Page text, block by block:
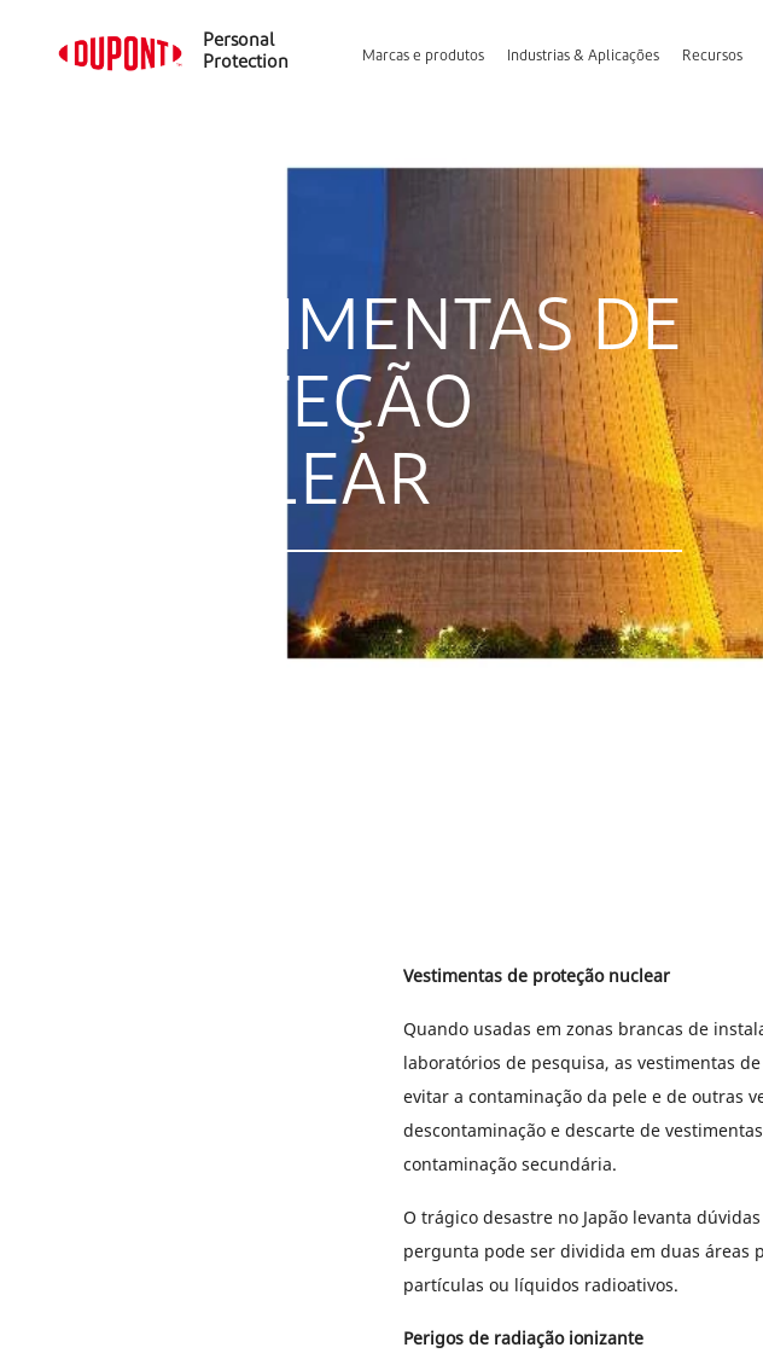
Personal
Protection
Marcas e produtos Industrias & Aplicações Recursos
VESTIMENTAS DE
PROTEÇÃO
NUCLEAR
Vestimentas de proteção nuclear
Quando usadas em zonas brancas de
laboratórios de pesquisa, as vestimentas
evitar a contaminação da pele e de outras
descontaminação e descarte de
contaminação secundária.
O trágico desastre no Japão levanta
pergunta pode ser dividida em duas áreas
partículas ou líquidos radioativos.
Perigos de radiação ionizante